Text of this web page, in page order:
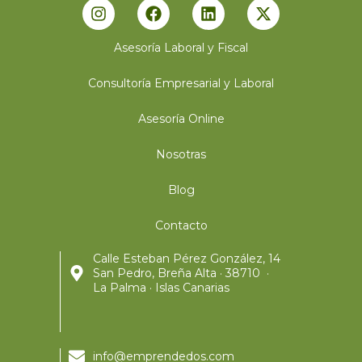
Asesoría Laboral y Fiscal
Consultoría Empresarial y Laboral
Asesoría Online
Nosotras
Blog
Contacto
Calle Esteban Pérez González, 14
San Pedro, Breña Alta · 38710 ·
La Palma · Islas Canarias
info@emprendedos.com